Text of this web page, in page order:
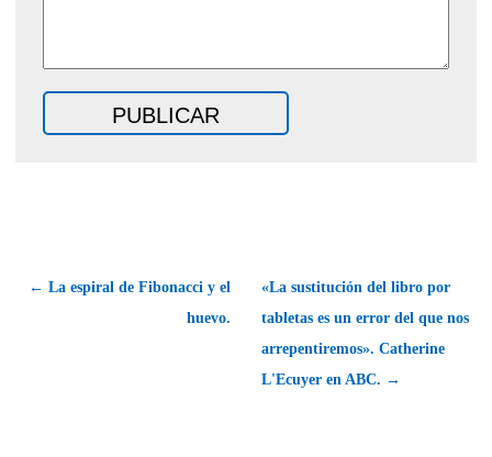
← La espiral de Fibonacci y el
huevo.
«La sustitución del libro por
tabletas es un error del que nos
arrepentiremos». Catherine
L'Ecuyer en ABC. →